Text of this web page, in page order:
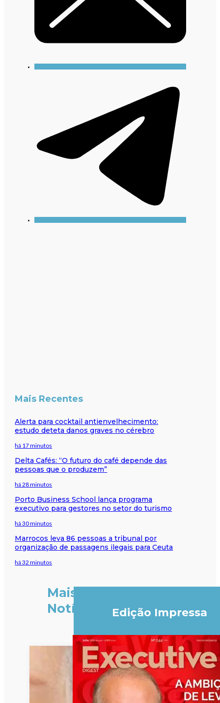
Mais Recentes
Alerta para cocktail antienvelhecimento:
estudo deteta danos graves no cérebro
há 17 minutos
Delta Cafés: “O futuro do café depende das
pessoas que o produzem”
há 28 minutos
Porto Business School lança programa
executivo para gestores no setor do turismo
há 30 minutos
Marrocos leva 86 pessoas a tribunal por
organização de passagens ilegais para Ceuta
há 32 minutos
Mais
Notícias
Edição Impressa